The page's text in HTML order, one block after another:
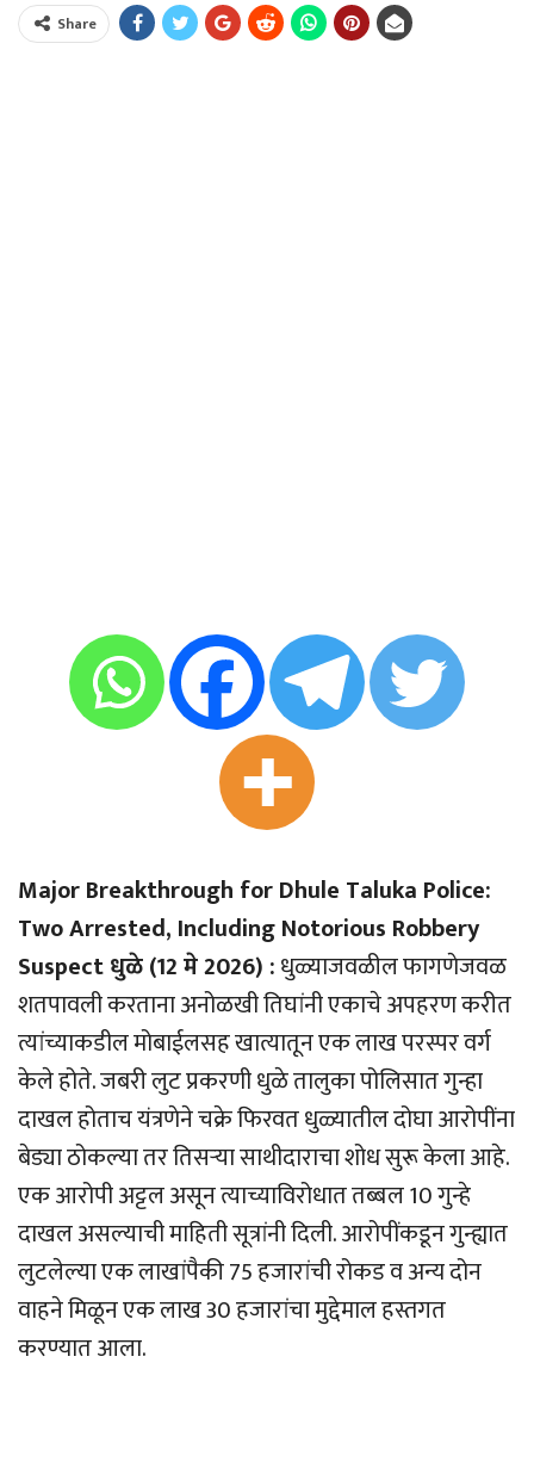
Share
Major Breakthrough for Dhule Taluka Police:
Two Arrested, Including Notorious Robbery
Suspect धुळे (12 मे 2026) :धुळ्याजवळील फागणेजवळ
शतपावली करताना अनोळखी तिघांनी एकाचे अपहरण करीत
त्यांच्याकडील मोबाईलसह खात्यातून एक लाख परस्पर वर्ग
केले होते. जबरी लुट प्रकरणी धुळे तालुका पोलिसात गुन्हा
दाखल होताच यंत्रणेने चक्रे फिरवत धुळ्यातील दोघा आरोपींना
बेड्या ठोकल्या तर तिसर्‍या साथीदाराचा शोध सुरू केला आहे.
एक आरोपी अट्टल असून त्याच्याविरोधात तब्बल 10 गुन्हे
दाखल असल्याची माहिती सूत्रांनी दिली. आरोपींकडून गुन्ह्यात
लुटलेल्या एक लाखांपैकी 75 हजारांची रोकड व अन्य दोन
वाहने मिळून एक लाख 30 हजारांचा मुद्देमाल हस्तगत
करण्यात आला.